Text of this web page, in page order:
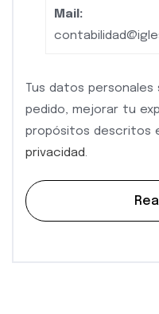
Mail:
Tus datos
pedido, mejorar tu
propósitos descritos
privacidad.